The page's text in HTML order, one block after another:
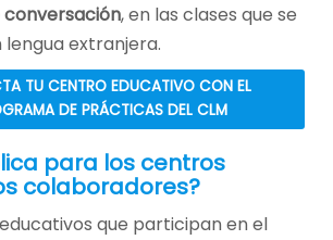
conversación, en las clases que se
extranjera.
TU CENTRO EDUCATIVO CON EL
DE PRÁCTICAS DEL CLM
para los centros
colaboradores?
que participan en el